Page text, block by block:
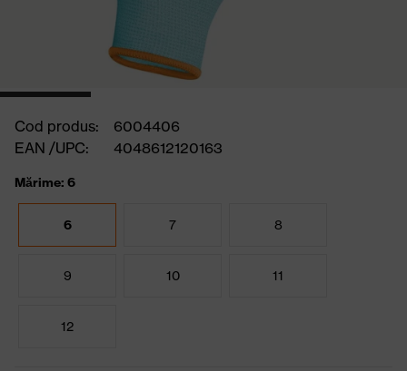
Cod produs:
6004406
EAN /UPC:
4048612120163
Mărime: 6
6 7 8
9 10 11
12